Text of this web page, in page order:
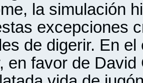
la simulación
excepciones
de digerir. En
en favor de